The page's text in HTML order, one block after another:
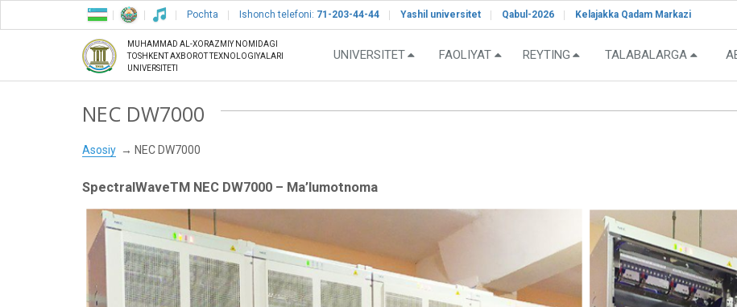
Pochta Ishonch telefoni: 71-203-44-44 Yashil universitet Qabul-2026 Kelajakka Qadam Markazi
MUHAMMAD AL-XORAZMIY NOMIDAGI
TOSHKENT AXBOROT TEXNOLOGIYALARI
UNIVERSITETI
UNIVERSITET FAOLIYAT REYTING TALABALARGA
NEC DW7000
Asosiy NEC DW7000
SpectralWaveTM NEC DW7000 – Ma’lumotnoma